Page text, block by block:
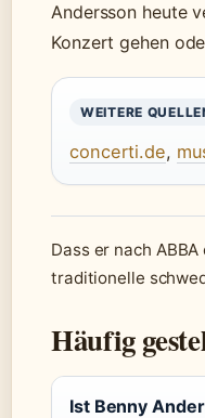
Andersson heute
Konzert gehen
WEITERE
concerti.de,
Dass er nach
traditionelle
Häufig
Ist Benny